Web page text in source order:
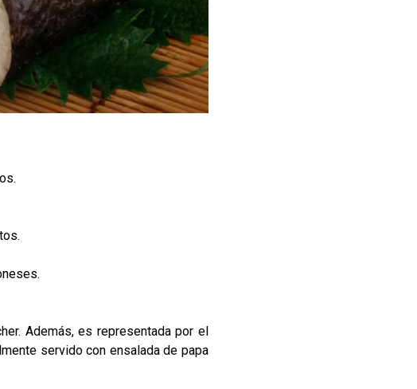
Además, es representada por el
servido con ensalada de papa